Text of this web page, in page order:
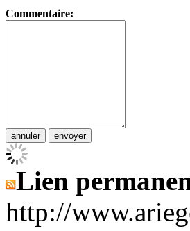
Commentaire:
Lien
http://